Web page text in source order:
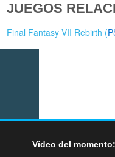
JUEGOS
Final Fantasy VII Rebirth (
Vídeo del